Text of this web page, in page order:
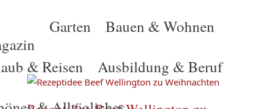
Garten Bauen & Wohnen
& Reisen Ausbildung & Beruf